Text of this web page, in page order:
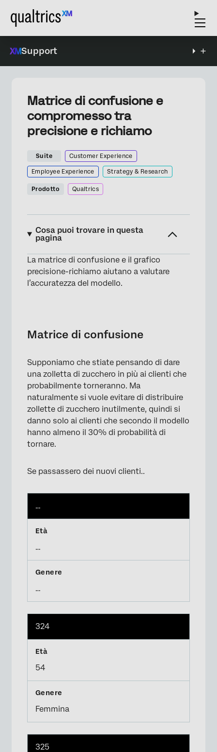
Support
Matrice di confusione e
compromesso tra
precisione e richiamo
Suite Customer Experience
Employee Experience Strategy & Research
Prodotto Qualtrics
Cosa puoi trovare in questa
pagina
Matrice di confusione
Precisione vs. precisione. Curva di richiamo
La matrice di confusione e il grafico
precisione-richiamo aiutano a valutare
l’accuratezza del modello.
Matrice di confusione
Supponiamo che stiate pensando di dare
una zolletta di zucchero in più ai clienti che
probabilmente torneranno. Ma
naturalmente si vuole evitare di distribuire
zollette di zucchero inutilmente, quindi si
danno solo ai clienti che secondo il modello
hanno almeno il 30% di probabilità di
tornare.
Se passassero dei nuovi clienti..
…
…
…
324
54
Femmina
325